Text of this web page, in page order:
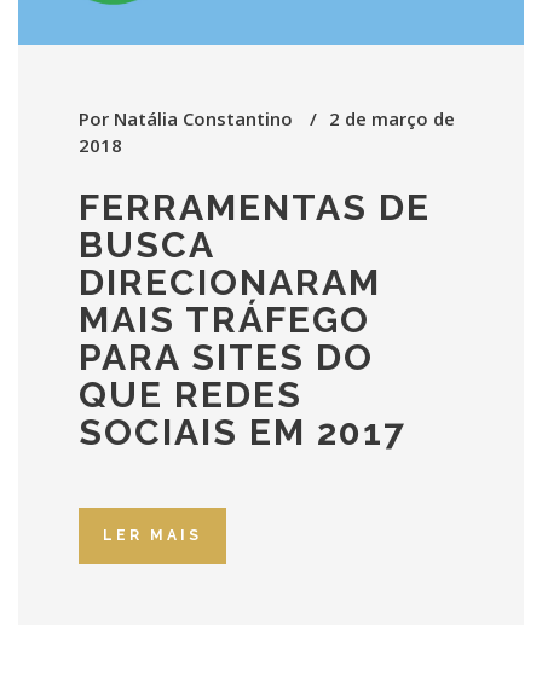
Por Natália Constantino
2 de março de
2018
FERRAMENTAS DE
BUSCA
DIRECIONARAM
MAIS TRÁFEGO
PARA SITES DO
QUE REDES
SOCIAIS EM 2017
LER MAIS